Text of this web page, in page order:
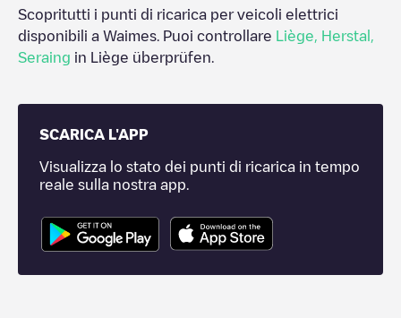
Scopritutti i punti di ricarica per veicoli elettrici
disponibili a Waimes . Puoi controllare Liège Herstal
Seraing in Liège überprüfen.
SCARICA L'APP
Visualizza lo stato dei punti di ricarica in tempo
reale sulla nostra app.